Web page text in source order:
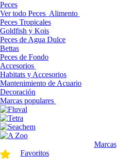
Peces
Ver todo Peces Alimento
Peces Tropicales
Goldfish y Kois
Peces de Agua Dulce
Bettas
Peces de Fondo
Accesorios
Habitats y Accesorios
Mantenimiento de Acuario
Decoración
Marcas populares
Marcas
Favoritos